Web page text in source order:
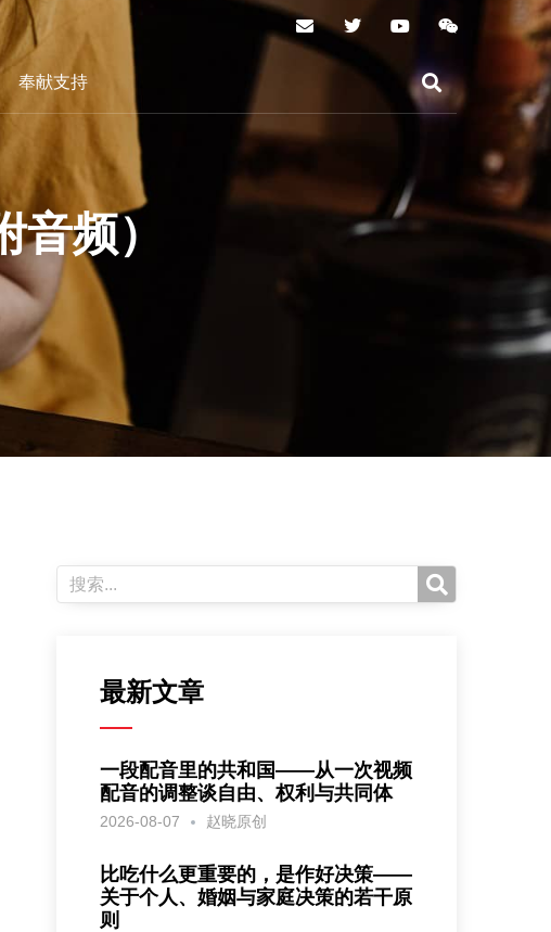
奉献支持
频）
最新文章
一段配音里的共和国——从一次视频
配音的调整谈自由、权利与共同体
2026-08-07 赵晓原创
比吃什么更重要的，是作好决策——
关于个人、婚姻与家庭决策的若干原
则